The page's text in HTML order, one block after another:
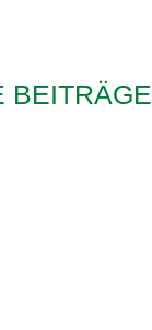
BEITRÄGE